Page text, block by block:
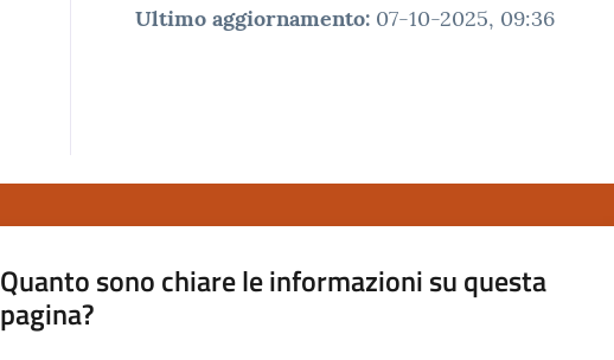
Ultimo aggiornamento: 07-10-2025, 09:36
Quanto sono chiare le informazioni su questa
pagina?